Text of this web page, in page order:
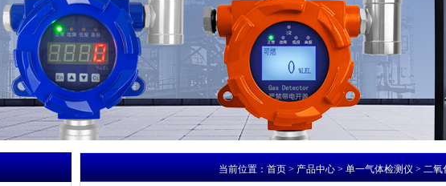
当前位置：首页>产品中心>单一气体检测仪>二氧